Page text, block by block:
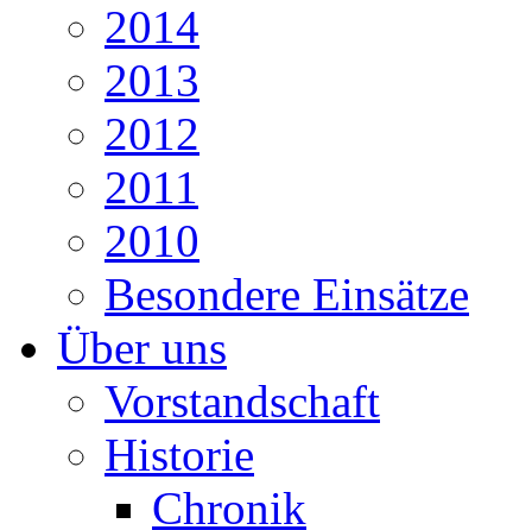
2014
2013
2012
2011
2010
Besondere Einsätze
Über uns
Vorstandschaft
Historie
Chronik